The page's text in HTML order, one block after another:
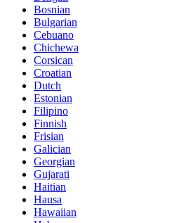
Bosnian
Bulgarian
Cebuano
Chichewa
Corsican
Croatian
Dutch
Estonian
Filipino
Finnish
Frisian
Galician
Georgian
Gujarati
Haitian
Hausa
Hawaiian